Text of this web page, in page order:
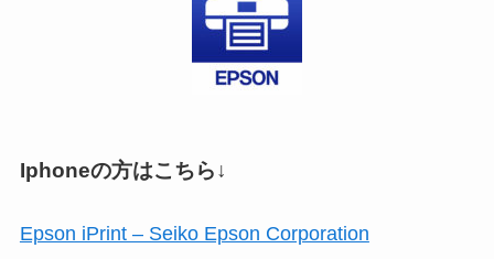
Iphoneの方はこちら↓
Epson iPrint – Seiko Epson Corporation